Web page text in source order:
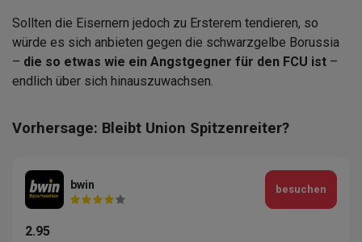
Sollten die Eisernern jedoch zu Ersterem tendieren, so
würde es sich anbieten gegen die schwarzgelbe Borussia
– die so etwas wie ein Angstgegner für den FCU ist –
endlich über sich hinauszuwachsen.
Vorhersage: Bleibt Union Spitzenreiter?
bwin
2.95
besuchen